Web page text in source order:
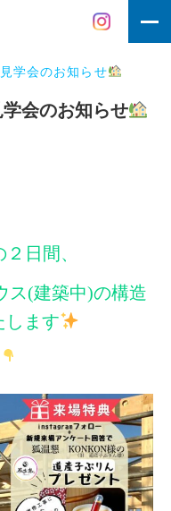
学会のお知らせ
会のお知らせ
日間、
ス(建築中)の構造
します